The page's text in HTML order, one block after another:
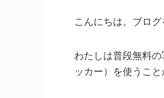
こんにちは。ブロ
わたしは普段無料
ッカー）を使うこと